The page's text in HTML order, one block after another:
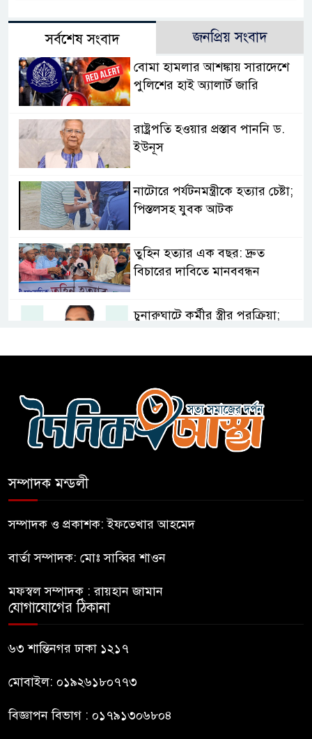
সর্বশেষ সংবাদ জনপ্রিয় সংবাদ
বোমা হামলার আশঙ্কায় সারাদেশে
পুলিশের হাই অ্যালার্ট জারি
রাষ্ট্রপতি হওয়ার প্রস্তাব পাননি ড.
ইউনূস
নাটোরে পর্যটনমন্ত্রীকে হত্যার চেষ্টা;
পিস্তলসহ যুবক আটক
তুহিন হত্যার এক বছর: দ্রুত
বিচারের দাবিতে মানববন্ধন
চুনারুঘাটে কর্মীর স্ত্রীর পরক্রিয়া;
করতে চেয়েছিলেন ড. ইউনূস
সিলেটে দুই বাসের সংঘর্ষে নিহত ৯
দেওয়া হবে না: যুবদল
সাকিবের পর নওফেলের বাড়িতে
সম্পাদক মন্ডলী
সম্পাদক ও প্রকাশক: ইফতেখার আহমেদ
বার্তা সম্পাদক: মোঃ সাব্বির শাওন
মফস্বল সম্পাদক : রায়হান জামান
যোগাযোগের ঠিকানা
৬৩ শান্তিনগর ঢাকা ১২১৭
মোবাইল: ০১৯২৬১৮০৭৭৩
বিজ্ঞাপন বিভাগ : ০১৭৯১৩০৬৮০৪